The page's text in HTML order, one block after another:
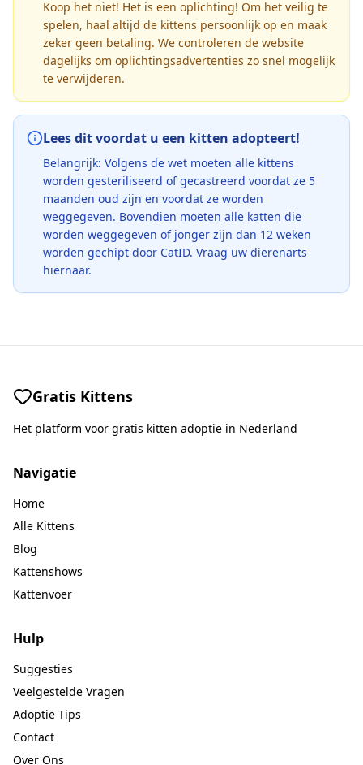
Koop het niet! Het is een oplichting! Om het veilig te
spelen, haal altijd de kittens persoonlijk op en maak
zeker geen betaling. We controleren de website
dagelijks om oplichtingsadvertenties zo snel mogelijk
te verwijderen.
Lees dit voordat u een kitten adopteert!
Belangrijk: Volgens de wet moeten alle kittens
worden gesteriliseerd of gecastreerd voordat ze 5
maanden oud zijn en voordat ze worden
weggegeven. Bovendien moeten alle katten die
worden weggegeven of jonger zijn dan 12 weken
worden gechipt door CatID. Vraag uw dierenarts
hiernaar.
Gratis Kittens
Het platform voor gratis kitten adoptie in Nederland
Navigatie
Home
Alle Kittens
Blog
Kattenshows
Kattenvoer
Hulp
Suggesties
Veelgestelde Vragen
Adoptie Tips
Contact
Over Ons